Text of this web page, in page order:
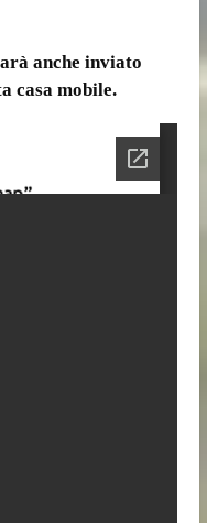
anche inviato
casa mobile.